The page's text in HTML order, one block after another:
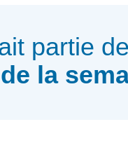
partie
la